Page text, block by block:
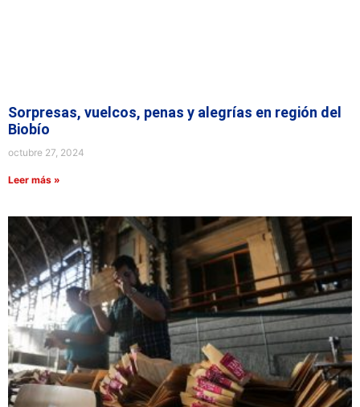
Sorpresas, vuelcos, penas y alegrías en región del
Biobío
octubre 27, 2024
Leer más »